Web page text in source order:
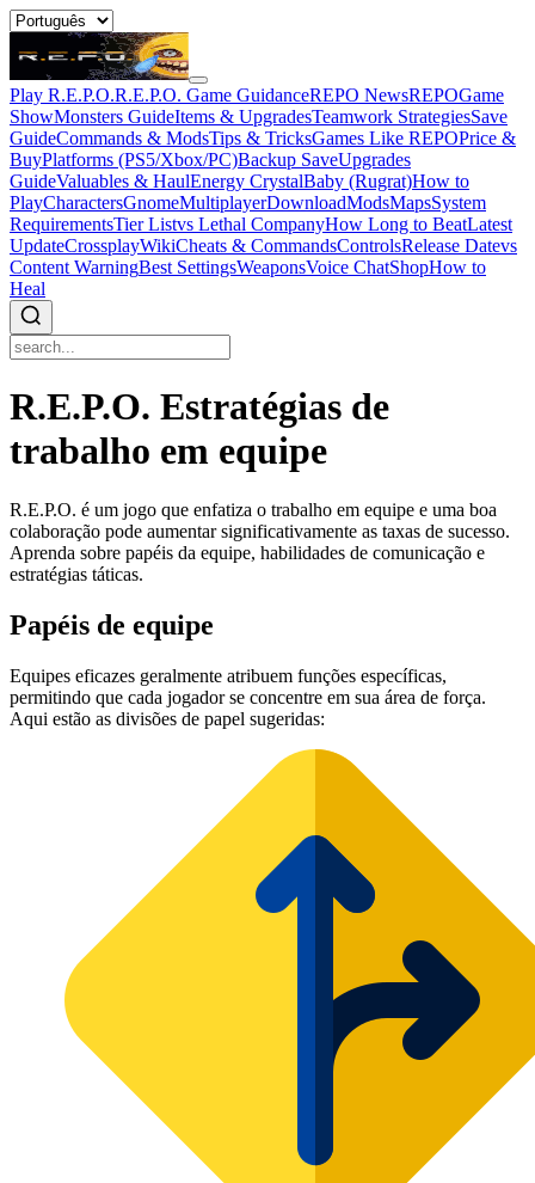
Play R.E.P.O.R.E.P.O. Game GuidanceREPO NewsREPOGame
ShowMonsters GuideItems & UpgradesTeamwork StrategiesSave
GuideCommands & ModsTips & TricksGames Like REPOPrice &
BuyPlatforms (PS5/Xbox/PC)Backup SaveUpgrades
GuideValuables & HaulEnergy CrystalBaby (Rugrat)How to
PlayCharactersGnomeMultiplayerDownloadModsMapsSystem
RequirementsTier Listvs Lethal CompanyHow Long to BeatLatest
UpdateCrossplayWikiCheats & CommandsControlsRelease Datevs
Content WarningBest SettingsWeaponsVoice ChatShopHow to
Heal
R.E.P.O. Estratégias de
trabalho em equipe
R.E.P.O. é um jogo que enfatiza o trabalho em equipe e uma boa
colaboração pode aumentar significativamente as taxas de sucesso.
Aprenda sobre papéis da equipe, habilidades de comunicação e
estratégias táticas.
Papéis de equipe
Equipes eficazes geralmente atribuem funções específicas,
permitindo que cada jogador se concentre em sua área de força.
Aqui estão as divisões de papel sugeridas: